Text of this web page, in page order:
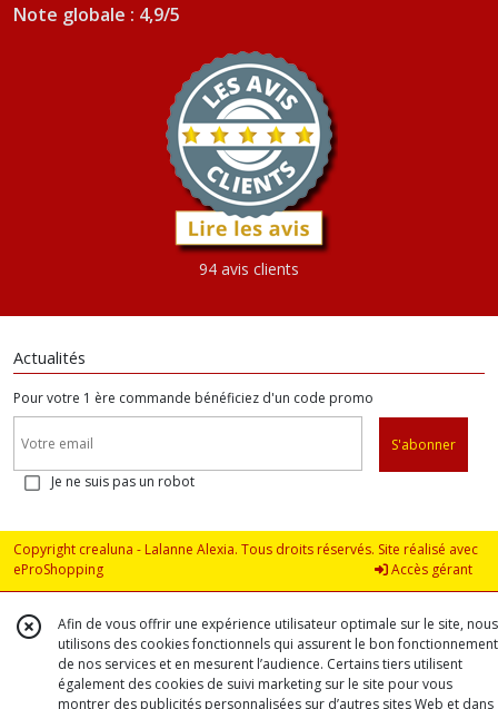
Note globale : 4,9/5
94 avis clients
Actualités
Pour votre 1 ère commande bénéficiez d'un code promo
S'abonner
Je ne suis pas un robot
Copyright crealuna - Lalanne Alexia. Tous droits réservés. Site réalisé avec
eProShopping
Accès gérant
Afin de vous offrir une expérience utilisateur optimale sur le site, nous
utilisons des cookies fonctionnels qui assurent le bon fonctionnement
de nos services et en mesurent l’audience. Certains tiers utilisent
également des cookies de suivi marketing sur le site pour vous
montrer des publicités personnalisées sur d’autres sites Web et dans